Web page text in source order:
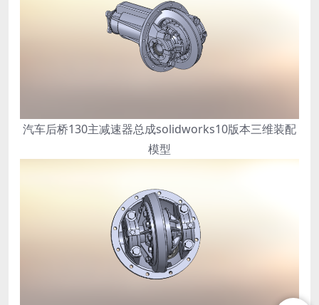
汽车后桥130主减速器总成solidworks10版本三维装配
模型